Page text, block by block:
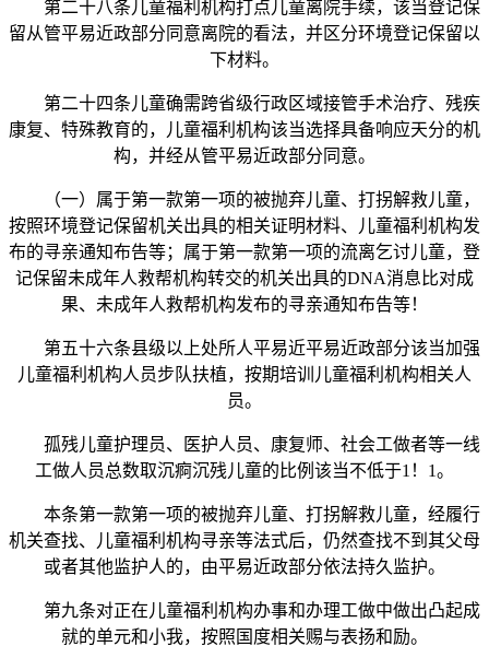
第二十八条儿童福利机构打点儿童离院手续，该当登记保
留从管平易近政部分同意离院的看法，并区分环境登记保留以
下材料。
第二十四条儿童确需跨省级行政区域接管手术治疗、残疾
康复、特殊教育的，儿童福利机构该当选择具备响应天分的机
构，并经从管平易近政部分同意。
（一）属于第一款第一项的被抛弃儿童、打拐解救儿童，
按照环境登记保留机关出具的相关证明材料、儿童福利机构发
布的寻亲通知布告等；属于第一款第一项的流离乞讨儿童，登
记保留未成年人救帮机构转交的机关出具的DNA消息比对成
果、未成年人救帮机构发布的寻亲通知布告等！
第五十六条县级以上处所人平易近平易近政部分该当加强
儿童福利机构人员步队扶植，按期培训儿童福利机构相关人
员。
孤残儿童护理员、医护人员、康复师、社会工做者等一线
工做人员总数取沉痾沉残儿童的比例该当不低于1！1。
本条第一款第一项的被抛弃儿童、打拐解救儿童，经履行
机关查找、儿童福利机构寻亲等法式后，仍然查找不到其父母
或者其他监护人的，由平易近政部分依法持久监护。
第九条对正在儿童福利机构办事和办理工做中做出凸起成
就的单元和小我，按照国度相关赐与表扬和励。